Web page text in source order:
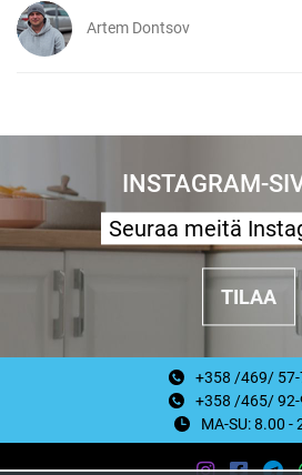
Artem Dontsov
INSTAGRAM-
Seuraa meitä
TILAA
+358 /469/ 57-
+358 /465/
MA-SU: 8.00 -